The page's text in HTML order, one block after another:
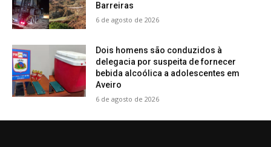
Barreiras
6 de agosto de 2026
Dois homens são conduzidos à
delegacia por suspeita de fornecer
bebida alcoólica a adolescentes em
Aveiro
6 de agosto de 2026